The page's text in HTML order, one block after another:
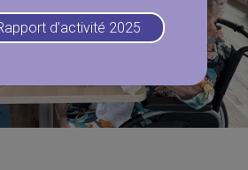
d’activité 2025